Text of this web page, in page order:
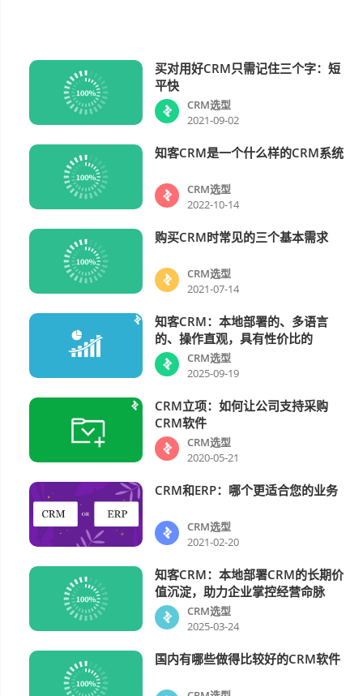
买对用好CRM只需记住三个字：短
平快
CRM选型
2021-09-02
知客CRM是一个什么样的CRM系统
CRM选型
2022-10-14
购买CRM时常见的三个基本需求
CRM选型
2021-07-14
知客CRM：本地部署的、多语言
的、操作直观，具有性价比的
CRM选型
2025-09-19
CRM立项：如何让公司支持采购
CRM软件
CRM选型
2020-05-21
CRM选型 CRM和ERP：哪个更适合您的业务
CRM选型
2021-02-20
知客CRM：本地部署CRM的长期价
值沉淀，助力企业掌控经营命脉
CRM选型
2025-03-24
国内有哪些做得比较好的CRM软件